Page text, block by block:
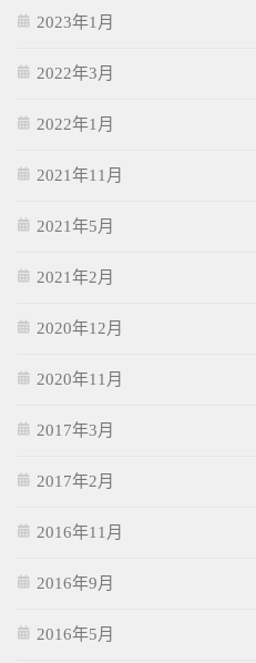
2023年1月
2022年3月
2022年1月
2021年11月
2021年5月
2021年2月
2020年12月
2020年11月
2017年3月
2017年2月
2016年11月
2016年9月
2016年5月